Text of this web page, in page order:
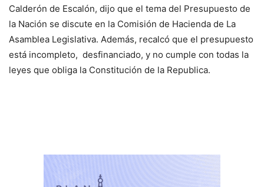
Calderón de Escalón, dijo que el tema del Presupuesto de
la Nación se discute en la Comisión de Hacienda de La
Asamblea Legislativa. Además, recalcó que el presupuesto
está incompleto, desfinanciado, y no cumple con todas la
leyes que obliga la Constitución de la Republica.